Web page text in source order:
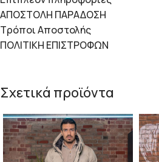
ΑΠΟΣΤΟΛΗ ΠΑΡΑΔΟΣΗ
Τρόποι Αποστολής
ΠΟΛΙΤΙΚΗ ΕΠΙΣΤΡΟΦΩΝ
Σχετικά προϊόντα